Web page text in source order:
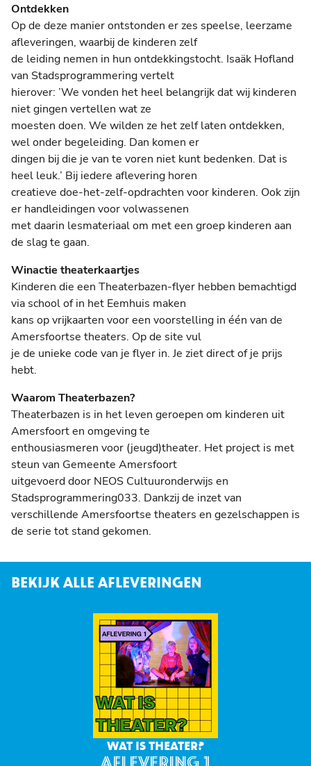
Ontdekken
Op de deze manier ontstonden er zes speelse, leerzame
afleveringen, waarbij de kinderen zelf
de leiding nemen in hun ontdekkingstocht. Isaäk Hofland
van Stadsprogrammering vertelt
hierover: ’We vonden het heel belangrijk dat wij kinderen
niet gingen vertellen wat ze
moesten doen. We wilden ze het zelf laten ontdekken,
wel onder begeleiding. Dan komen er
dingen bij die je van te voren niet kunt bedenken. Dat is
heel leuk.’ Bij iedere aflevering horen
creatieve doe-het-zelf-opdrachten voor kinderen. Ook zijn
er handleidingen voor volwassenen
met daarin lesmateriaal om met een groep kinderen aan
de slag te gaan.
Winactie theaterkaartjes
Kinderen die een Theaterbazen-flyer hebben bemachtigd
via school of in het Eemhuis maken
kans op vrijkaarten voor een voorstelling in één van de
Amersfoortse theaters. Op de site vul
je de unieke code van je flyer in. Je ziet direct of je prijs
hebt.
Waarom Theaterbazen?
Theaterbazen is in het leven geroepen om kinderen uit
Amersfoort en omgeving te
enthousiasmeren voor (jeugd)theater. Het project is met
steun van Gemeente Amersfoort
uitgevoerd door NEOS Cultuuronderwijs en
Stadsprogrammering033. Dankzij de inzet van
verschillende Amersfoortse theaters en gezelschappen is
de serie tot stand gekomen.
BEKIJK ALLE AFLEVERINGEN
WAT IS THEATER?
AFLEVERING 1